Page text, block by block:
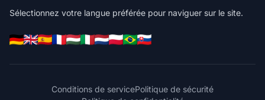
Sélectionnez votre langue préférée pour naviguer sur le site.
Conditions de servicePolitique de sécurité